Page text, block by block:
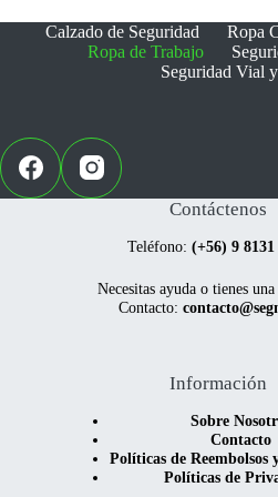
elegir
en
la
elegir
en
la
Calzado de Seguridad
Ropa
Ropa de Trabajo
Seguridad Vial
Contáctenos
Teléfono: (+56) 9 8131
Necesitas ayuda o tienes
Contacto:
Información
Sobre
Contacto
Políticas de Reembolsos
Políticas de